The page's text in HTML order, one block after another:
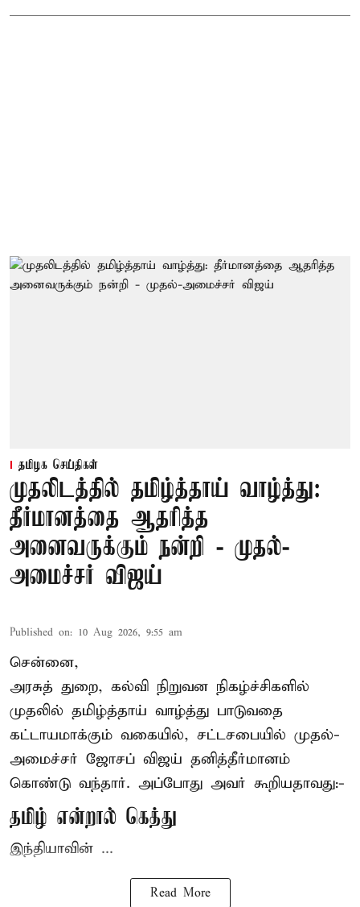
தமிழக செய்திகள்
முதலிடத்தில் தமிழ்த்தாய் வாழ்த்து:
தீர்மானத்தை ஆதரித்த
அனைவருக்கும் நன்றி - முதல்-
அமைச்சர் விஜய்
Published on: 10 Aug 2026, 9:55 am
சென்னை,
அரசுத் துறை, கல்வி நிறுவன நிகழ்ச்சிகளில்
முதலில் தமிழ்த்தாய் வாழ்த்து பாடுவதை
கட்டாயமாக்கும் வகையில், சட்டசபையில் முதல்-
அமைச்சர் ஜோசப் விஜய் தனித்தீர்மானம்
கொண்டு வந்தார். அப்போது அவர் கூறியதாவது:-
தமிழ் என்றால் கெத்து
இந்தியாவின் ...
Read More